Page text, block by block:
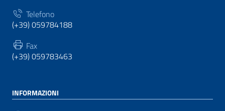
Telefono
(+39) 059784188
Fax
(+39) 059783463
INFORMAZIONI